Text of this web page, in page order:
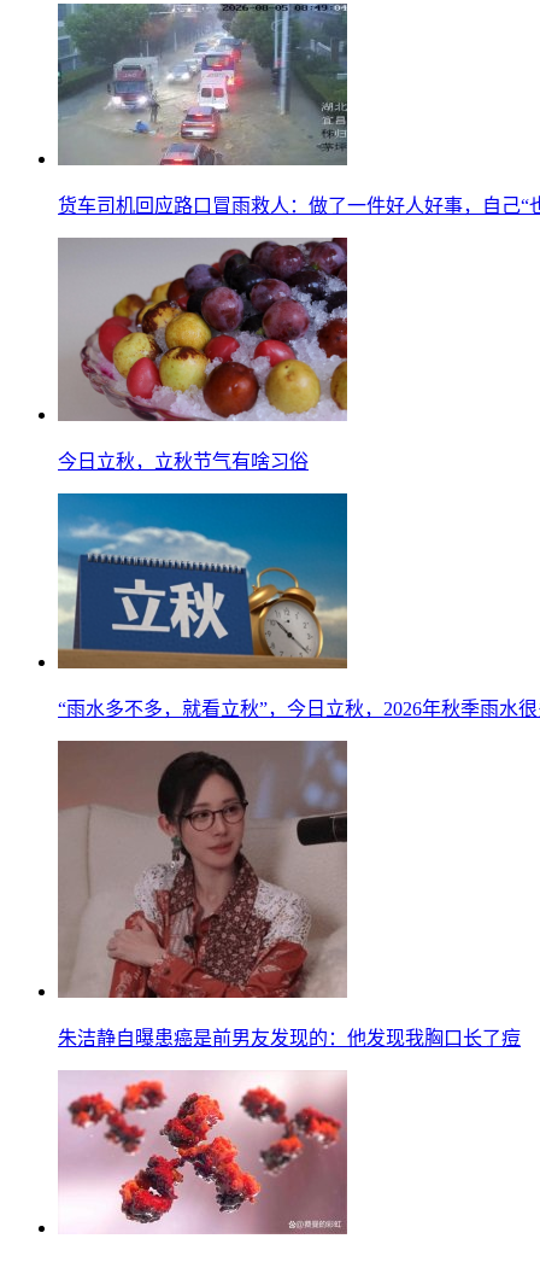
货车司机回应路口冒雨救人：做了一件好人好事，自己“
今日立秋，立秋节气有啥习俗
“雨水多不多，就看立秋”，今日立秋，2026年秋季雨水很
朱洁静自曝患癌是前男友发现的：他发现我胸口长了痘